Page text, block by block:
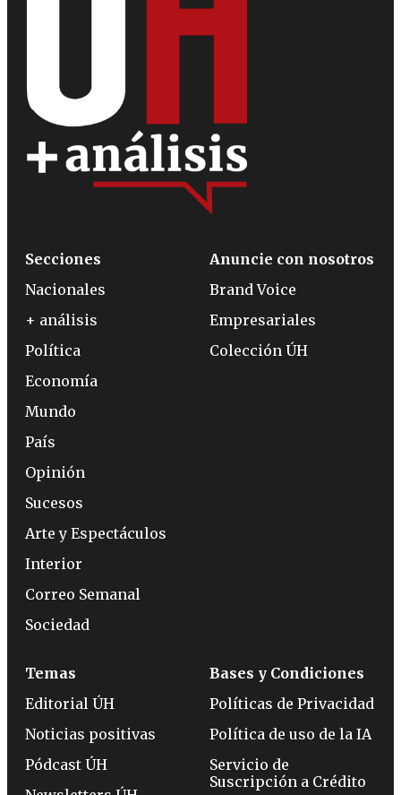
Secciones
Nacionales
+ análisis
Política
Economía
Mundo
País
Opinión
Sucesos
Arte y Espectáculos
Interior
Correo Semanal
Sociedad
Anuncie con nosotros
Brand Voice
Empresariales
Colección ÚH
Temas
Editorial ÚH
Noticias positivas
Pódcast ÚH
Bases y Condiciones
Políticas de Privacidad
Política de uso de la IA
Servicio de
Suscripción a Crédito